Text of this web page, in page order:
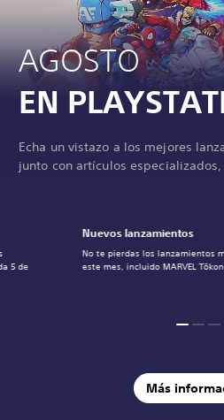
n
c
d
i
t
AGOSTO
EN
Echa un vistazo a los mejores
junto con artículos especializados,
Nuevos lanzamientos
No te pierdas los lanzamientos
este mes, incluido MARVEL
5 de
Más